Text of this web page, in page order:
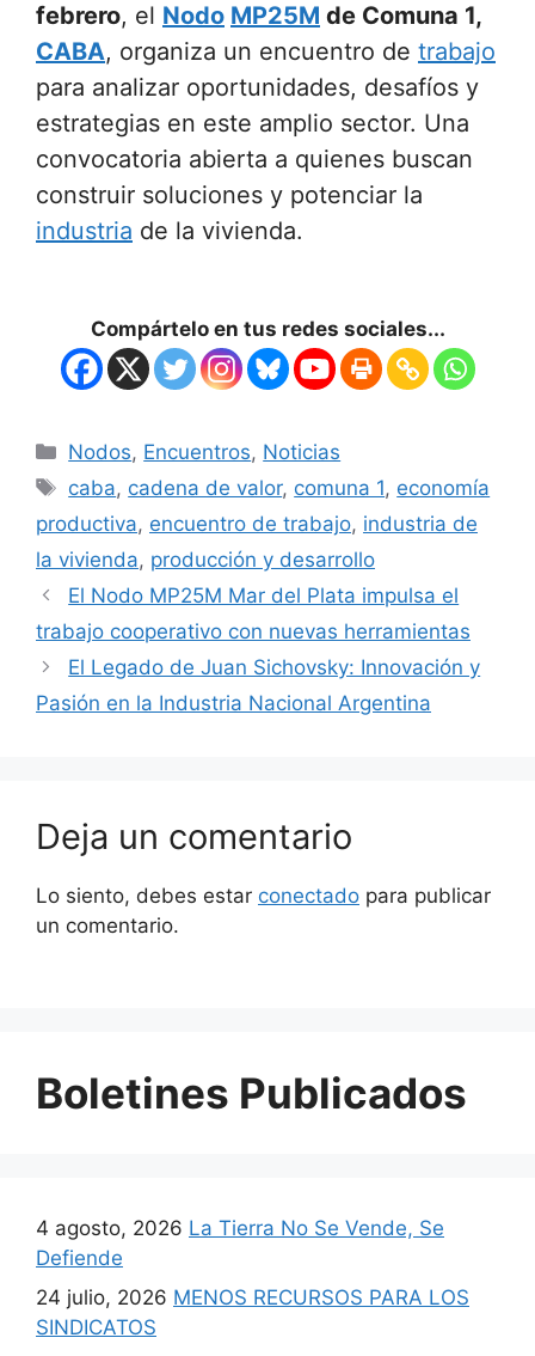
febrero, el Nodo MP25M de Comuna 1,
CABA, organiza un encuentro de trabajo
para analizar oportunidades, desafíos y
estrategias en este amplio sector. Una
convocatoria abierta a quienes buscan
construir soluciones y potenciar la
industria de la vivienda.
Compártelo en tus redes sociales...
Nodos, Encuentros, Noticias
caba, cadena de valor, comuna 1, economía
productiva, encuentro de trabajo, industria de
la vivienda, producción y desarrollo
El Nodo MP25M Mar del Plata impulsa el
trabajo cooperativo con nuevas herramientas
El Legado de Juan Sichovsky: Innovación y
Pasión en la Industria Nacional Argentina
Deja un comentario
Lo siento, debes estar conectado para publicar
un comentario.
Boletines Publicados
4 agosto, 2026 La Tierra No Se Vende, Se
Defiende
24 julio, 2026 MENOS RECURSOS PARA LOS
SINDICATOS